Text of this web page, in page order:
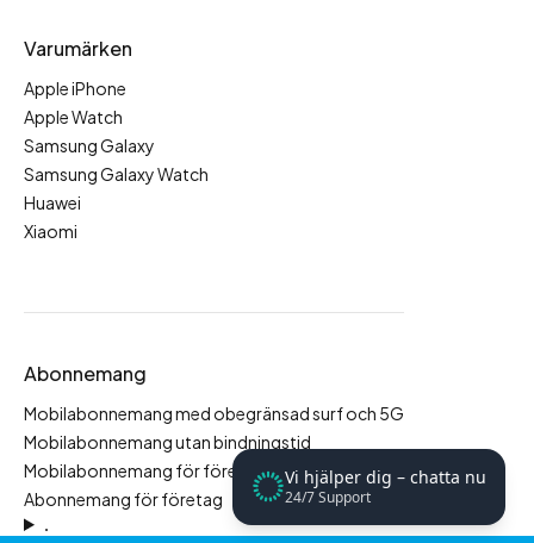
Vi hjälper dig – chatta nu
24/7 Support
Varumärken
Apple iPhone
Apple Watch
Samsung Galaxy
Samsung Galaxy Watch
Huawei
Xiaomi
Abonnemang
Mobilabonnemang med obegränsad surf och 5G
Mobilabonnemang utan bindningstid
Mobilabonnemang för företag
Abonnemang för företag
.